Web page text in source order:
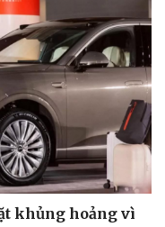
khủng hoảng vì